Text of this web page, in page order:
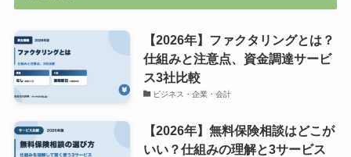
【2026年】ファクタリングとは？
仕組みと注意点、資金調達サービ
ス3社比較
ビジネス・企業・会計
【2026年】無料保険相談はどこが
いい？仕組みの理解と3サービス